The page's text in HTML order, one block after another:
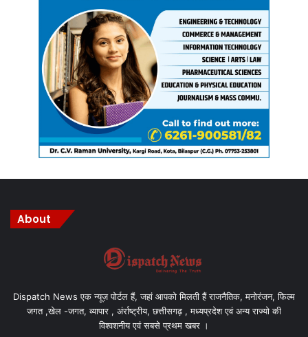
About
Dispatch News एक न्यूज़ पोर्टल हैं, जहां आपको मिलती हैं राजनैतिक, मनोरंजन, फिल्म
जगत ,खेल -जगत, व्यापार , अंर्राष्ट्रीय, छत्तीसगढ़ , मध्यप्रदेश एवं अन्य राज्यो की
विश्वशनीय एवं सबसे प्रथम खबर ।